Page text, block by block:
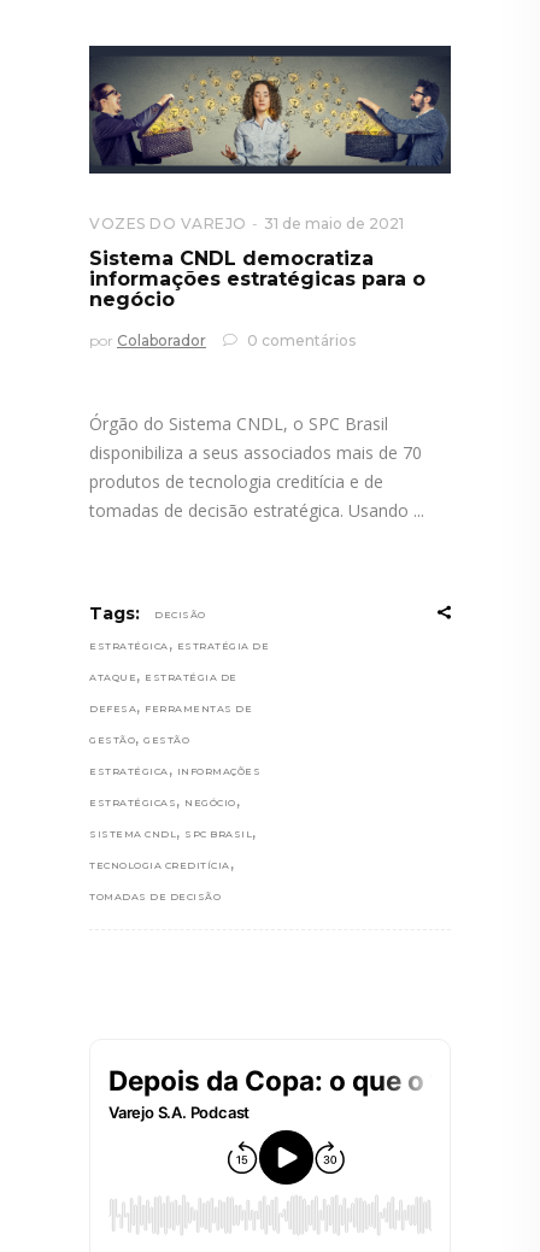
VOZES DO VAREJO 31 de maio de 2021
Sistema CNDL democratiza
informações estratégicas para o
negócio
por Colaborador 0 comentários
Órgão do Sistema CNDL, o SPC Brasil
disponibiliza a seus associados mais de 70
produtos de tecnologia creditícia e de
tomadas de decisão estratégica. Usando
Tags: DECISÃO
ESTRATÉGICA , ESTRATÉGIA DE
ATAQUE , ESTRATÉGIA DE
DEFESA , FERRAMENTAS DE
GESTÃO, GESTÃO
ESTRATÉGICA , INFORMAÇÕES
ESTRATÉGICAS , NEGÓCIO ,
SISTEMA CNDL , SPC BRASIL ,
TECNOLOGIA CREDITÍCIA ,
TOMADAS DE DECISÃO